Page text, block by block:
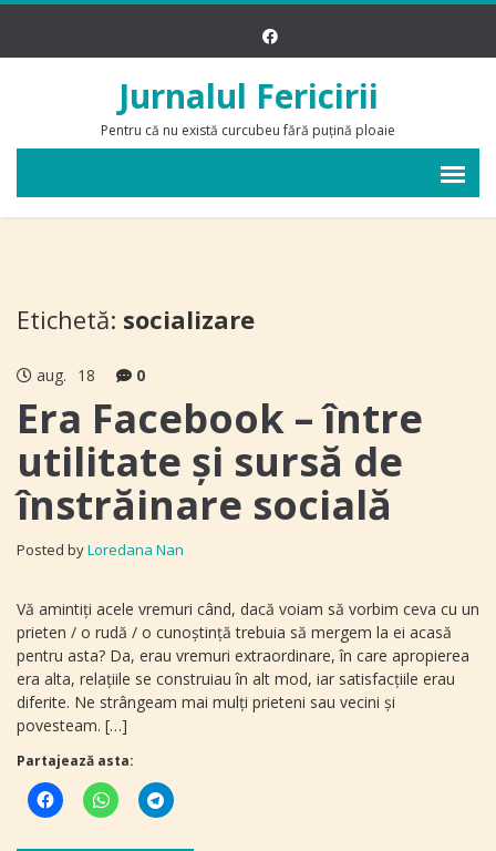
Jurnalul Fericirii
Pentru că nu există curcubeu fără puțină ploaie
Etichetă: socializare
aug. 18 0
Era Facebook – între
utilitate şi sursă de
înstrăinare socială
Posted byLoredana Nan
Vă amintiţi acele vremuri când, dacă voiam să vorbim ceva cu un
prieten / o rudă / o cunoştinţă trebuia să mergem la ei acasă
pentru asta? Da, erau vremuri extraordinare, în care apropierea
era alta, relațiile se construiau în alt mod, iar satisfacţiile erau
diferite. Ne strângeam mai mulţi prieteni sau vecini şi
povesteam. […]
Partajează asta: